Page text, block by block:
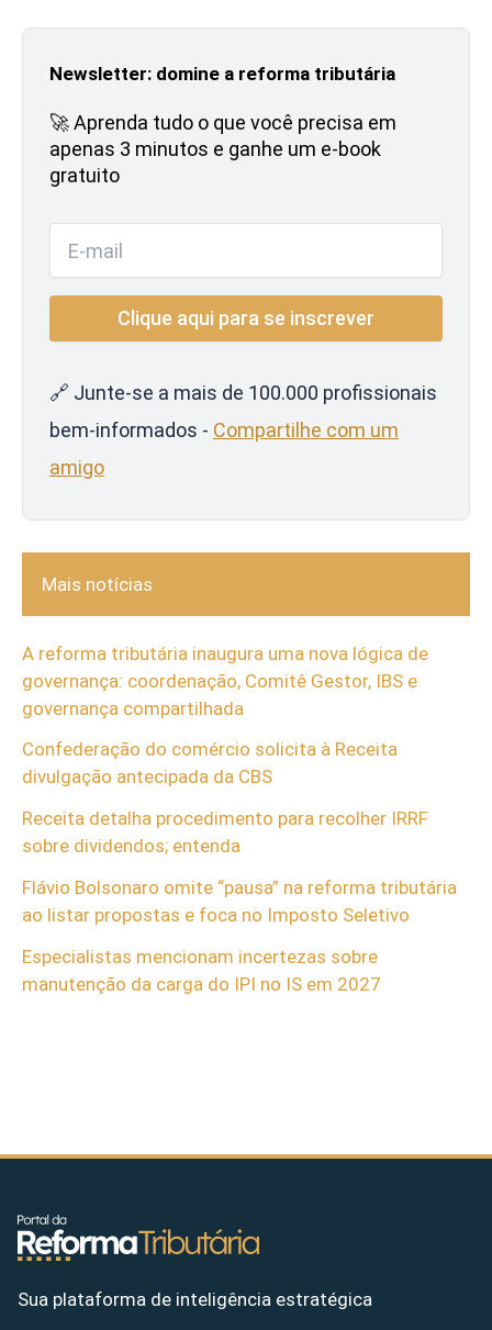
Newsletter: domine a reforma tributária
🚀 Aprenda tudo o que você precisa em
apenas 3 minutos e ganhe um e-book
gratuito
🔗 Junte-se a mais de 100.000 profissionais
bem-informados - Compartilhe com um
amigo
Mais notícias
A reforma tributária inaugura uma nova lógica de
governança: coordenação, Comitê Gestor, IBS e
governança compartilhada
Confederação do comércio solicita à Receita
divulgação antecipada da CBS
Receita detalha procedimento para recolher IRRF
sobre dividendos; entenda
Flávio Bolsonaro omite “pausa” na reforma tributária
ao listar propostas e foca no Imposto Seletivo
Especialistas mencionam incertezas sobre
manutenção da carga do IPI no IS em 2027
Sua plataforma de inteligência estratégica